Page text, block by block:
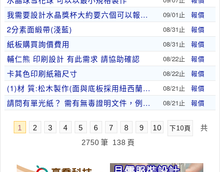
我需要設計水晶獎杯大約要六個可以報價嗎？ 09/01止 報價
2分素面緞帶(淺藍) 08/31止 報價
紙板購買詢價費用 08/31止 報價
輔仁熊 印刷設計 有此需求 請協助確認 08/22止 報價
卡其色印刷紙箱尺寸 08/22止 報價
(1)材 質:松木製作(面與底板採用紐西蘭密度板.. 08/21止 報價
請問有單光紙？ 需有無毒證明文件，例如 RoHS.. 08/21止 報價
1 2 3 4 5 6 7 8 9 10 下10頁
共
2750 筆 138 頁